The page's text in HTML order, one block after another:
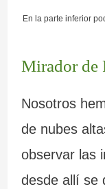
En la parte inferior
Mirador de
Nosotros
de nubes
observar las
desde allí se